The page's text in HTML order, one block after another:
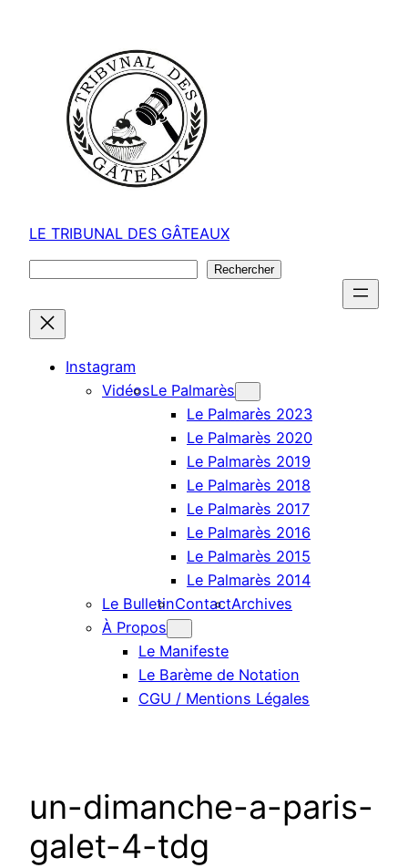
LE TRIBUNAL DES GÂTEAUX
Rechercher
Instagram
VidéosLe Palmarès
Le Palmarès 2023
Le Palmarès 2020
Le Palmarès 2019
Le Palmarès 2018
Le Palmarès 2017
Le Palmarès 2016
Le Palmarès 2015
Le Palmarès 2014
Le BulletinContactArchives
À Propos
Le Manifeste
Le Barème de Notation
CGU / Mentions Légales
un-dimanche-a-paris-
galet-4-tdg